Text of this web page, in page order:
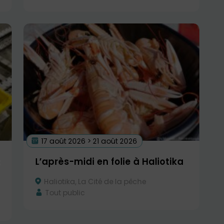
17 août 2026 > 21 août 2026
L’après-midi en folie à Haliotika
Haliotika, La Cité de la pêche
Tout public